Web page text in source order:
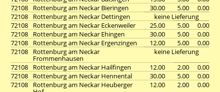
72108
Rottenburg am Neckar Bieringen 30.00 5.00
0.00
72108
Rottenburg am Neckar Dettingen
keine Lieferung
72108
Rottenburg am Neckar Eckenweiler 25.00 5.00
0.00
72108
Rottenburg am Neckar Ehingen 30.00 5.00
0.00
72108
Rottenburg am Neckar Ergenzingen 12.00 5.00
0.00
72108
Rottenburg am Neckar
Frommenhausen
keine Lieferung
72108
Rottenburg am Neckar Hailfingen 12.00 2.00
0.00
72108
Rottenburg am Neckar Hennental 30.00 5.00
0.00
72108
Rottenburg am Neckar Heuberger 12.00 2.00
0.00